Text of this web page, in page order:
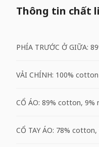
Thông tin chất
PHÍA TRƯỚC Ở GIỮA:
VẢI CHÍNH: 100% cotton
CỔ ÁO: 89% cotton, 9%
CỔ TAY ÁO: 78%